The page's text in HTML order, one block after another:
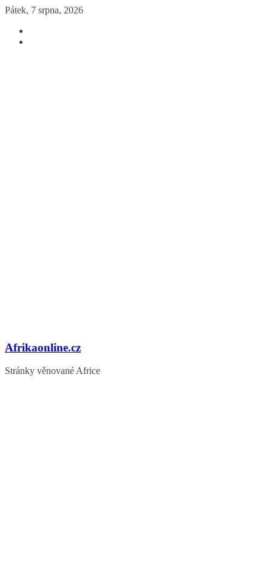
Přeskočit
obsah
Pátek, 7 srpna, 2026
Afrikaonline.cz
Stránky věnované Africe